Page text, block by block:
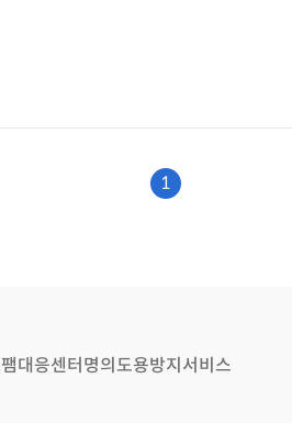
1
대응센터명의도용방지서비스